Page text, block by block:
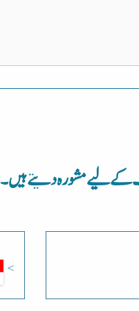
مشورہ دیتے ہیں۔